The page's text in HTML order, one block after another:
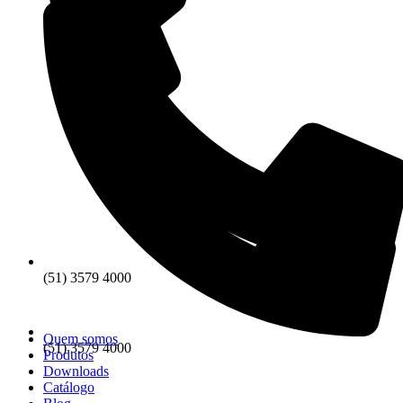
(51) 3579 4000
(51) 3579 4000
Quem somos
Produtos
Downloads
Catálogo